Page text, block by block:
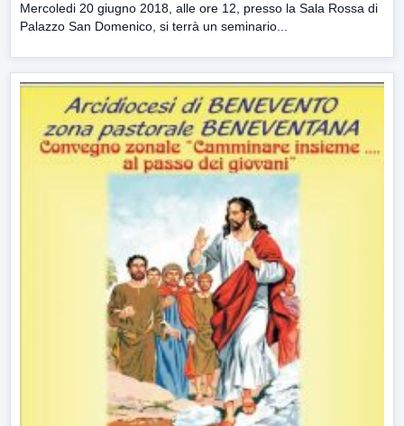
Mercoledi 20 giugno 2018, alle ore 12, presso la Sala Rossa di
Palazzo San Domenico, si terrà un seminario...